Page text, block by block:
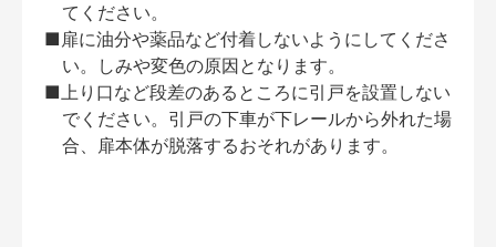
てください。
■扉に油分や薬品など付着しないようにしてくださ
い。しみや変色の原因となります。
■上り口など段差のあるところに引戸を設置しない
でください。引戸の下車が下レールから外れた場
合、扉本体が脱落するおそれがあります。